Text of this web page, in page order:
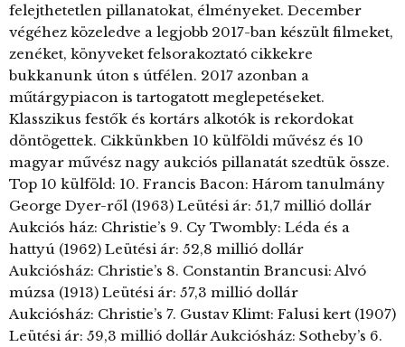
felejthetetlen pillanatokat, élményeket. December
végéhez közeledve a legjobb 2017-ban készült filmeket,
zenéket, könyveket felsorakoztató cikkekre
bukkanunk úton s útfélen. 2017 azonban a
műtárgypiacon is tartogatott meglepetéseket.
Klasszikus festők és kortárs alkotók is rekordokat
döntögettek. Cikkünkben 10 külföldi művész és 10
magyar művész nagy aukciós pillanatát szedtük össze.
Top 10 külföld: 10. Francis Bacon: Három tanulmány
George Dyer-ről (1963) Leütési ár: 51,7 millió dollár
Aukciós ház: Christie’s 9. Cy Twombly: Léda és a
hattyú (1962) Leütési ár: 52,8 millió dollár
Aukciósház: Christie’s 8. Constantin Brancusi: Alvó
múzsa (1913) Leütési ár: 57,3 millió dollár
Aukciósház: Christie’s 7. Gustav Klimt: Falusi kert (1907)
Leütési ár: 59,3 millió dollár Aukciósház: Sotheby’s 6.